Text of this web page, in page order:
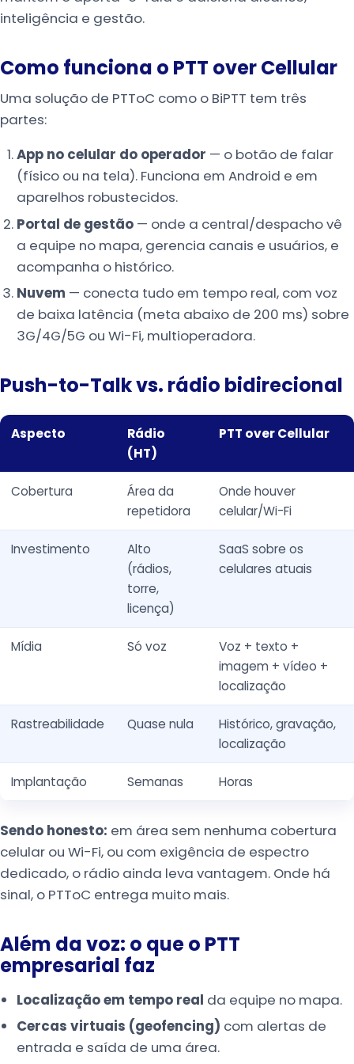
inteligência e gestão.
Como funciona o PTT over Cellular
Uma solução de PTToC como o BiPTT tem três
partes:
App no celular do operador — o botão de falar
(físico ou na tela). Funciona em Android e em
aparelhos robustecidos.
Portal de gestão— onde a central/despacho vê
a equipe no mapa, gerencia canais e usuários, e
acompanha o histórico.
Nuvem — conecta tudo em tempo real, com voz
de baixa latência (meta abaixo de 200 ms) sobre
3G/4G/5G ou Wi-Fi, multioperadora.
Push-to-Talk vs. rádio bidirecional
Aspecto
Rádio
(HT)
PTT over Cellular
Cobertura
Área da
repetidora
Onde houver
celular/Wi-Fi
Investimento
Alto
(rádios,
torre,
licença)
SaaS sobre os
celulares atuais
Mídia Só voz
Voz + texto +
imagem + vídeo +
localização
Rastreabilidade Quase nula
Histórico, gravação,
localização
Implantação Semanas Horas
Sendo honesto: em área sem nenhuma cobertura
celular ou Wi-Fi, ou com exigência de espectro
dedicado, o rádio ainda leva vantagem. Onde há
sinal, o PTToC entrega muito mais.
Além da voz: o que o PTT
empresarial faz
Localização em tempo real da equipe no mapa.
Cercas virtuais (geofencing) com alertas de
entrada e saída de uma área.